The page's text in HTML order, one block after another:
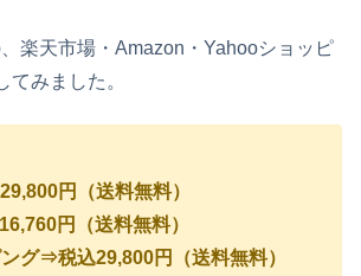
楽天市場・Amazon・Yahooショッピ
てみました。
円（送料無料）
円（送料無料）
グ⇒税込29,800円（送料無料）